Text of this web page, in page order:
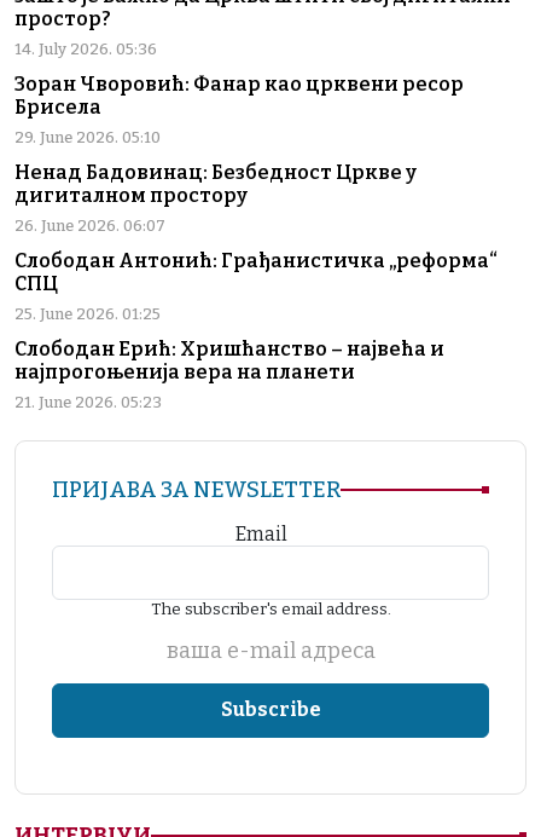
простор?
14. July 2026. 05:36
Зоран Чворовић: Фанар као црквени ресор
Брисела
29. June 2026. 05:10
Ненад Бадовинац: Безбедност Цркве у
дигиталном простору
26. June 2026. 06:07
Слободан Антонић: Грађанистичка „реформа“
СПЦ
25. June 2026. 01:25
Слободан Ерић: Хришћанство – највећа и
најпрогоњенија вера на планети
21. June 2026. 05:23
ПРИЈАВА ЗА NEWSLETTER
Email
The subscriber's email address.
ваша е-mail адреса